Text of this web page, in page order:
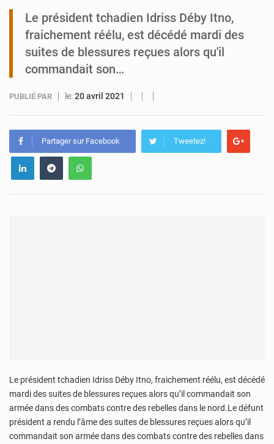
Tibiri : le dialogue, nouveau terrain de jeu pour la paix
Le président tchadien Idriss Déby Itno,
fraichement réélu, est décédé mardi des
suites de blessures reçues alors qu'il
commandait son…
PUBLIÉ PAR le:20 avril 2021
Partager sur Facebook Tweetez!
Le président tchadien Idriss Déby Itno, fraichement réélu, est décédé
mardi des suites de blessures reçues alors qu’il commandait son
armée dans des combats contre des rebelles dans le nord.Le défunt
président a rendu l’âme des suites de blessures reçues alors qu’il
commandait son armée dans des combats contre des rebelles dans